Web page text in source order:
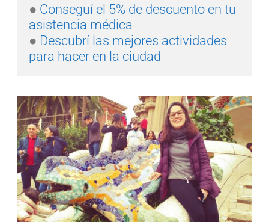
● Conseguí el 5% de descuento en tu
asistencia médica
● Descubrí las mejores actividades
para hacer en la ciudad